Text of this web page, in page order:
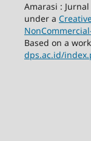
Amarasi :
under a
Based on a
dps.ac.id/